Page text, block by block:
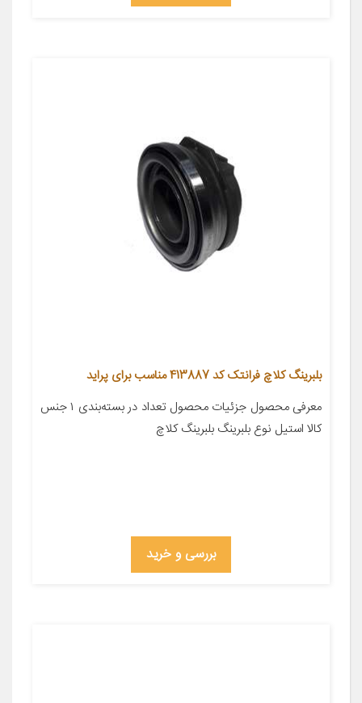
بلبرینگ کلاچ فرانتک کد 413887 مناسب برای پراید
معرفی محصول جزئیات محصول تعداد در بسته‌بندی ۱ جنس
کالا استیل نوع بلبرینگ بلبرینگ کلاچ
بررسی و خرید